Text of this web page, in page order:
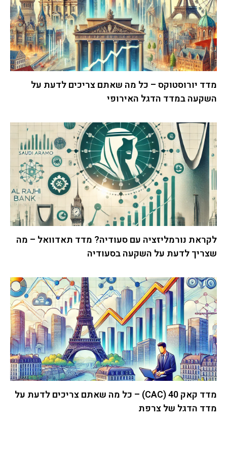
מדד יורוסטוקס – כל מה שאתם צריכים לדעת על
השקעה במדד הדגל האירופי
לקראת נורמליזציה עם סעודיה? מדד תאדוואל – מה
שצריך לדעת על השקעה בסעודיה
מדד קאק 40 (CAC) – כל מה שאתם צריכים לדעת על
מדד הדגל של צרפת